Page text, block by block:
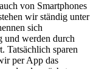
von Smartphones
wir ständig unter
sich
und werden durch
Tatsächlich sparen
per App das